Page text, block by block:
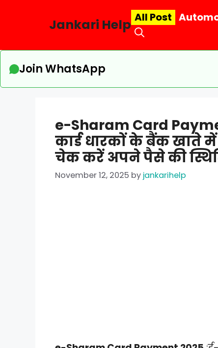
Jankari Help All Post
Join WhatsApp
e-Sharam Card
कार्ड धारकों के बैंक खाते
चेक करें अपने पैसे की
November 12, 2025 by jankarihelp